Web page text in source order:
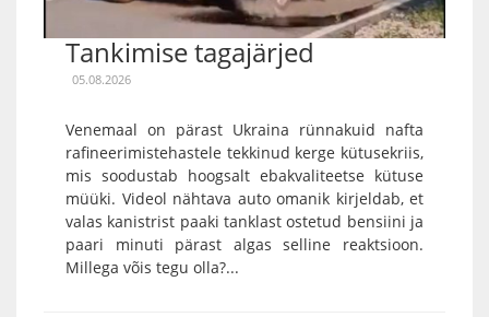
Tankimise tagajärjed
05.08.2026
Venemaal on pärast Ukraina rünnakuid nafta
rafineerimistehastele tekkinud kerge kütusekriis,
mis soodustab hoogsalt ebakvaliteetse kütuse
müüki. Videol nähtava auto omanik kirjeldab, et
valas kanistrist paaki tanklast ostetud bensiini ja
paari minuti pärast algas selline reaktsioon.
Millega võis tegu olla?...